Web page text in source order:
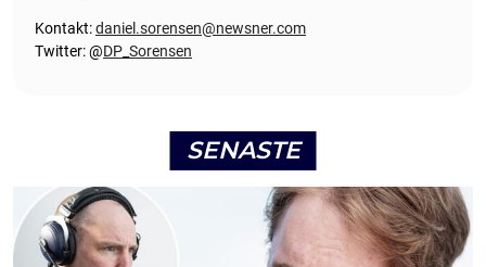
Kontakt:daniel.sorensen@newsner.com
Twitter: @DP_Sorensen
SENASTE